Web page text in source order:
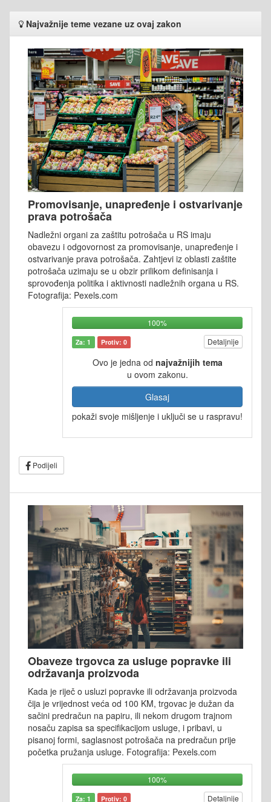
Najvažnije teme vezane uz ovaj zakon
Promovisanje, unapređenje i ostvarivanje
prava potrošača
Nadležni organi za zaštitu potrošača u RS imaju
obavezu i odgovornost za promovisanje, unapređenje i
ostvarivanje prava potrošača. Zahtjevi iz oblasti zaštite
potrošača uzimaju se u obzir prilikom definisanja i
sprovođenja politika i aktivnosti nadležnih organa u RS.
Fotografija: Pexels.com
100%
Za: 1 Protiv: 0 Detaljnije
Ovo je jedna od najvažnijih tema
u ovom zakonu.
Glasaj
pokaži svoje mišljenje i uključi se u raspravu!
Podijeli
Obaveze trgovca za usluge popravke ili
održavanja proizvoda
Kada je riječ o usluzi popravke ili održavanja proizvoda
čija je vrijednost veća od 100 KM, trgovac je dužan da
sačini predračun na papiru, ili nekom drugom trajnom
nosaču zapisa sa specifikacijom usluge, i pribavi, u
pisanoj formi, saglasnost potrošača na predračun prije
početka pružanja usluge. Fotografija: Pexels.com
100%
Za: 1 Protiv: 0 Detaljnije